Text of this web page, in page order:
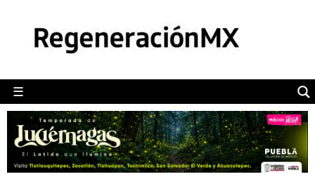
☰
POLÍTICA
CAMALEÓN
OPINIÓN
DEPORTES